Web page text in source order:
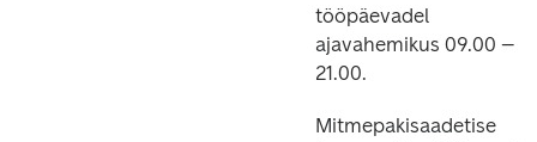
tööpäevadel
ajavahemikus 09.00 –
21.00.
Mitmepakisaadetise